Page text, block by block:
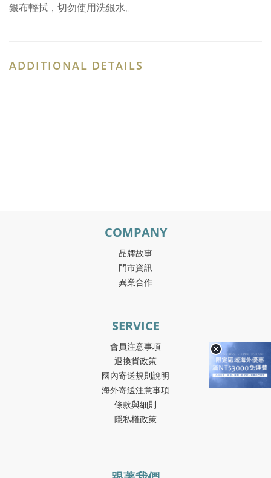
銀布輕拭，切勿使用洗銀水。
ADDITIONAL DETAILS
COMPANY
品牌故事
門市資訊
異業合作
SERVICE
會員注意事項
退換貨政策
國內寄送規則說明
海外寄送注意事項
條款與細則
隱私權政策